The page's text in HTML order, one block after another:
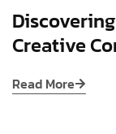
Creative
Read More